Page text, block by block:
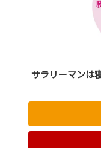
サラリーマンは